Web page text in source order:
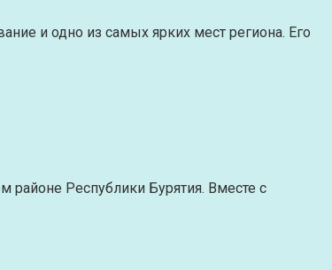
и одно из самых ярких мест региона. Его
районе Республики Бурятия. Вместе с